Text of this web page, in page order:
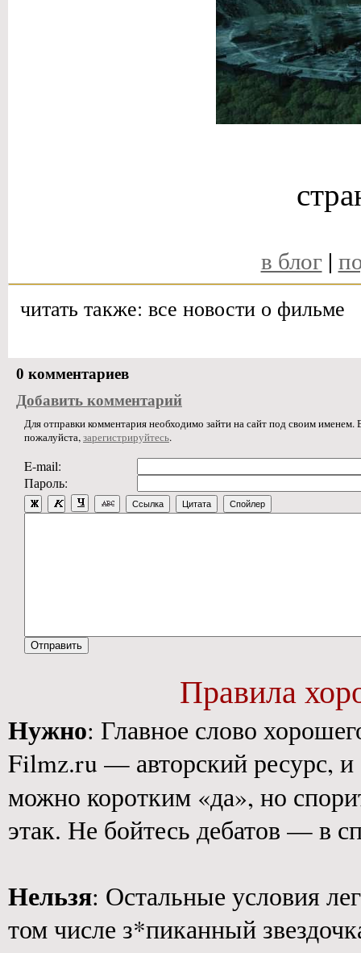
в блог |
читать также: все новости о фильме
0 комментариев
Добавить комментарий
Для отправки комментария необходимо зайти на сайт под своим
пожалуйста,зарегистрируйтесь.
E-mail:
Пароль:
Ссылка Цитата Спойлер
Правила
Нужно: Главное слово
Filmz.ru — авторский ресурс,
можно коротким «да», но
этак. Не бойтесь дебатов — в
Нельзя: Остальные условия
том числе з*пиканный